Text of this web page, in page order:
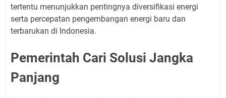
tertentu menunjukkan pentingnya diversifikasi energi
serta percepatan pengembangan energi baru dan
terbarukan di Indonesia.
Pemerintah Cari Solusi Jangka
Panjang